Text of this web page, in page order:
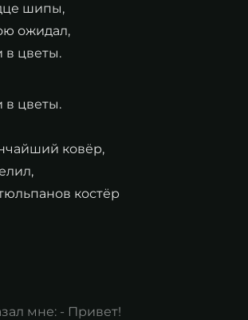
шипы,
ожидал,
в цветы.
в цветы.
ковёр,
костёр
мне: - Привет!